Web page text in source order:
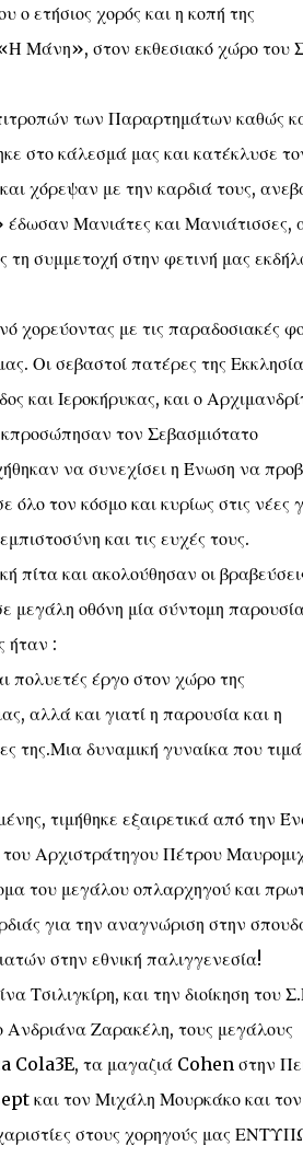
ετήσιος χορός και η κοπή της
Μάνη», στον εκθεσιακό χώρο του
των Παραρτημάτων καθώς
στο κάλεσμά μας και κατέκλυσε
χόρεψαν με την καρδιά τους,
έδωσαν Μανιάτες και Μανιάτισσες,
τη συμμετοχή στην φετινή μας
χορεύοντας με τις παραδοσιακές
Οι σεβαστοί πατέρες της
και Ιεροκήρυκας, και ο
τον Σεβασμιότατο
να συνεχίσει η Ένωση να
τον κόσμο και κυρίως στις νέες
και τις ευχές τους.
πίτα και ακολούθησαν οι
μεγάλη οθόνη μία σύντομη
ήταν :
πολυετές έργο στον χώρο της
αλλά και γιατί η παρουσία και η
της.Μια δυναμική γυναίκα που
τιμήθηκε εξαιρετικά από την
του Αρχιστράτηγου Πέτρου
του μεγάλου οπλαρχηγού και
για την αναγνώριση στην
στην εθνική παλιγγενεσία!
Τσιλιγκίρη, και την διοίκηση του
Ζαρακέλη, τους μεγάλους
τα μαγαζιά Cohen στην
και τον Μιχάλη Μουρκάκο και τον
στους χορηγούς μας